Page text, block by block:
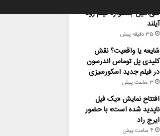
سی‌امین جشنواره فیلم رود
آیلند
35 دقیقه پیش
شایعه یا واقعیت؟ نقش
کلیدی پل توماس اندرسون
در فیلم جدید اسکورسیزی
3 ساعت پیش
افتتاح نمایش «یک فیل
ناپدید شده است» با حضور
ایرج راد
4 ساعت پیش